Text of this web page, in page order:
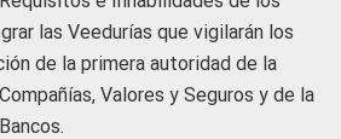
las Veedurías que vigilarán los
de la primera autoridad de la
Valores y Seguros y de la